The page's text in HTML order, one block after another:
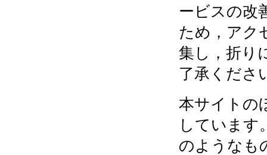
ービスの改
ため，アク
集し，折り
了承くださ
本サイトの
しています
のようなも